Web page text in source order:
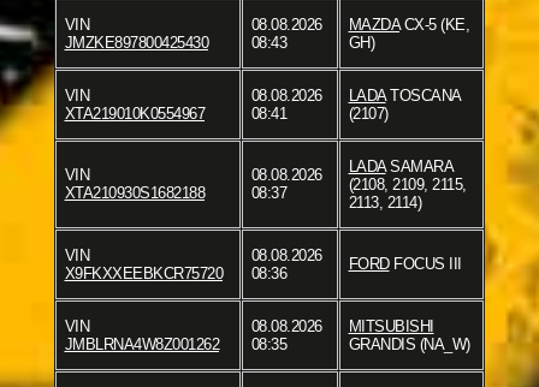
VIN
JMZKE897800425430
08.08.2026
08:43
MAZDACX-5 (KE,
GH)
VIN
XTA219010K0554967
08.08.2026
08:41
LADATOSCANA
(2107)
VIN
XTA210930S1682188
08.08.2026
08:37
LADASAMARA
(2108, 2109, 2115,
2113, 2114)
VIN
X9FKXXEEBKCR75720
08.08.2026
08:36
FORDFOCUS III
VIN
JMBLRNA4W8Z001262
08.08.2026
08:35
MITSUBISHI
GRANDIS (NA_W)